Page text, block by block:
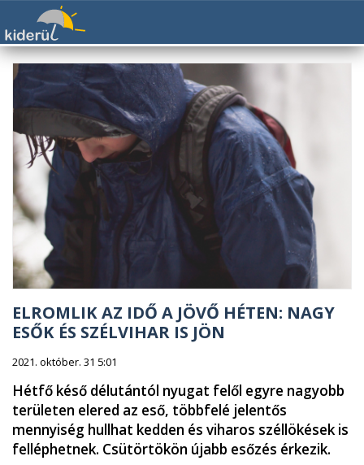
ELROMLIK AZ IDŐ A JÖVŐ HÉTEN: NAGY
ESŐK ÉS SZÉLVIHAR IS JÖN
2021. október. 31 5:01
Hétfő késő délutántól nyugat felől egyre nagyobb
területen elered az eső, többfelé jelentős
mennyiség hullhat kedden és viharos széllökések is
felléphetnek. Csütörtökön újabb esőzés érkezik.